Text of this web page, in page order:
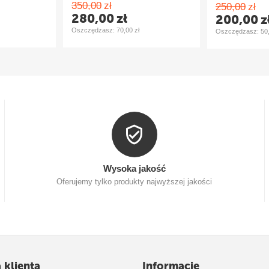
350,00 zł
280,00zł
Oszczędzasz: 70,00 zł
250,00 zł
200,00
Oszczędzasz:
Wysoka jakość
Oferujemy tylko produkty najwyższej jakości
klienta Informacje